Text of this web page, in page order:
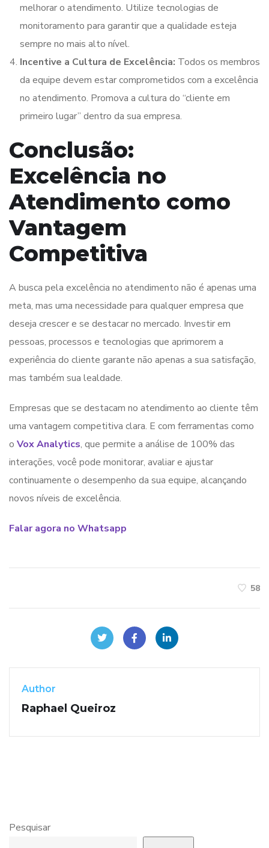
melhorar o atendimento. Utilize tecnologias de
monitoramento para garantir que a qualidade esteja
sempre no mais alto nível.
Incentive a Cultura de Excelência: Todos os membros
da equipe devem estar comprometidos com a excelência
no atendimento. Promova a cultura do “cliente em
primeiro lugar” dentro da sua empresa.
Conclusão:
Excelência no
Atendimento como
Vantagem
Competitiva
A busca pela excelência no atendimento não é apenas uma
meta, mas uma necessidade para qualquer empresa que
deseja crescer e se destacar no mercado. Investir em
pessoas, processos e tecnologias que aprimorem a
experiência do cliente garante não apenas a sua satisfação,
mas também sua lealdade.
Empresas que se destacam no atendimento ao cliente têm
uma vantagem competitiva clara. E com ferramentas como
o Vox Analytics, que permite a análise de 100% das
interações, você pode monitorar, avaliar e ajustar
continuamente o desempenho da sua equipe, alcançando
novos níveis de excelência.
Falar agora no Whatsapp
58
Author
Raphael Queiroz
Pesquisar